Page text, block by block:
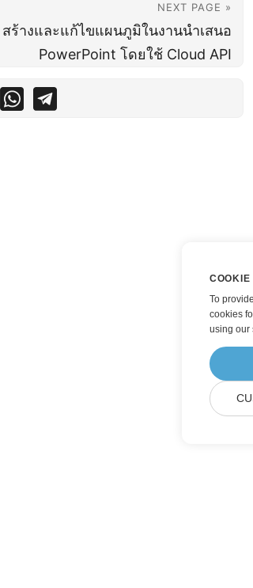
NEXT PAGE »
สร้างและแก้ไขแผนภูมิในงานนำเสนอ
PowerPoint โดยใช้ Cloud API
COOKIE
To
cookies
using our